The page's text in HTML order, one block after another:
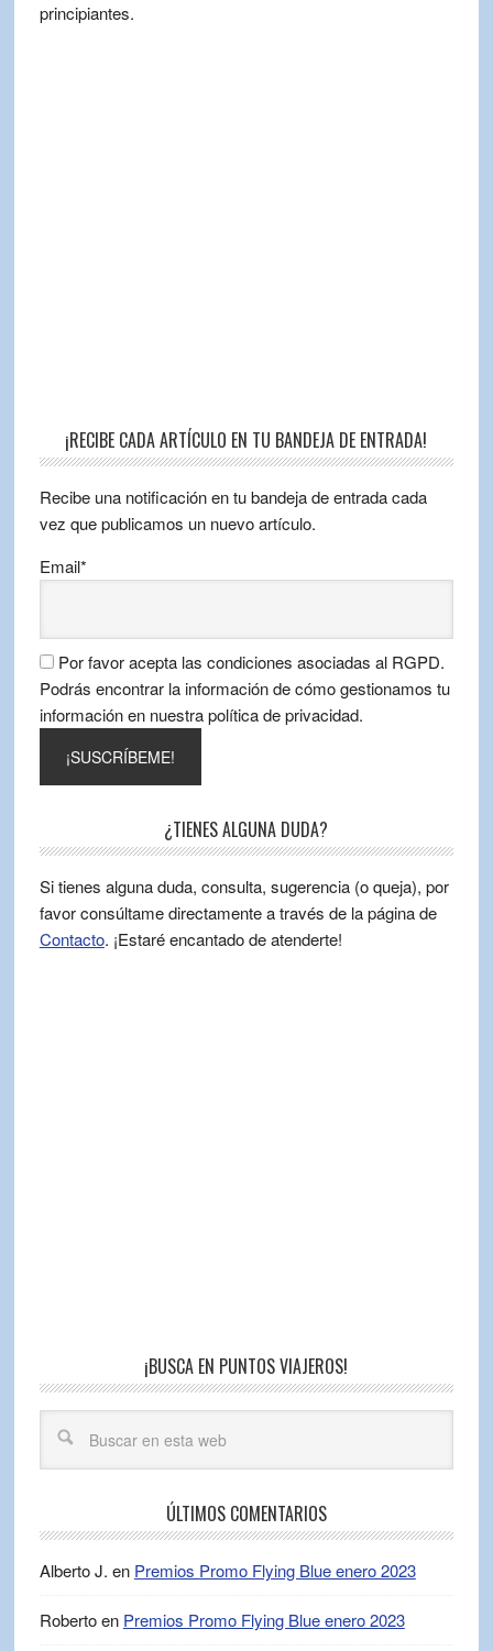
principiantes.
¡RECIBE CADA ARTÍCULO EN TU BANDEJA DE ENTRADA!
Recibe una notificación en tu bandeja de entrada cada
vez que publicamos un nuevo artículo.
Email*
Por favor acepta las condiciones asociadas al RGPD.
Podrás encontrar la información de cómo gestionamos tu
información en nuestra política de privacidad.
¿TIENES ALGUNA DUDA?
Si tienes alguna duda, consulta, sugerencia (o queja), por
favor consúltame directamente a través de la página de
Contacto. ¡Estaré encantado de atenderte!
¡BUSCA EN PUNTOS VIAJEROS!
ÚLTIMOS COMENTARIOS
Alberto J. en Premios Promo Flying Blue enero 2023
Robertoen Premios Promo Flying Blue enero 2023